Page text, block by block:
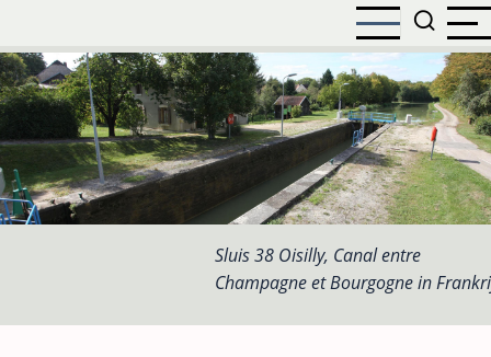
naar
de
inhoud
gaan
Sluis 38 Oisilly, Canal entre
Champagne et Bourgogne in